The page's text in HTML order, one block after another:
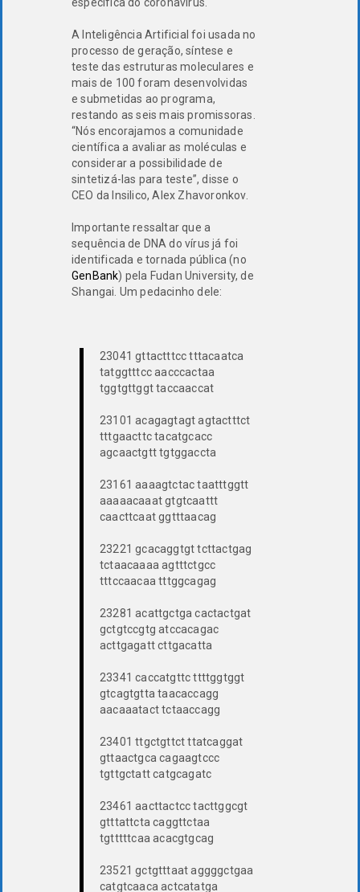
A Inteligência Artificial foi usada no
processo de geração, síntese e
teste das estruturas moleculares e
mais de 100 foram desenvolvidas
e submetidas ao programa,
restando as seis mais promissoras.
“Nós encorajamos a comunidade
científica a avaliar as moléculas e
considerar a possibilidade de
sintetizá-las para teste”, disse o
CEO da Insilico, Alex Zhavoronkov.
Importante ressaltar que a
sequência de DNA do vírus já foi
identificada e tornada pública (no
GenBank) pela Fudan University, de
Shangai. Um pedacinho dele:
23041 gttactttcc tttacaatca
tatggtttcc aacccactaa
tggtgttggt taccaaccat
23101 acagagtagt agtactttct
tttgaacttc tacatgcacc
agcaactgtt tgtggaccta
23161 aaaagtctac taatttggtt
aaaaacaaat gtgtcaattt
caacttcaat ggtttaacag
23221 gcacaggtgt tcttactgag
tctaacaaaa agtttctgcc
tttccaacaa tttggcagag
23281 acattgctga cactactgat
gctgtccgtg atccacagac
acttgagatt cttgacatta
23341 caccatgttc ttttggtggt
gtcagtgtta taacaccagg
aacaaatact tctaaccagg
23401 ttgctgttct ttatcaggat
gttaactgca cagaagtccc
tgttgctatt catgcagatc
23461 aacttactcc tacttggcgt
gtttattcta caggttctaa
tgtttttcaa acacgtgcag
23521 gctgtttaat aggggctgaa
catgtcaaca actcatatga